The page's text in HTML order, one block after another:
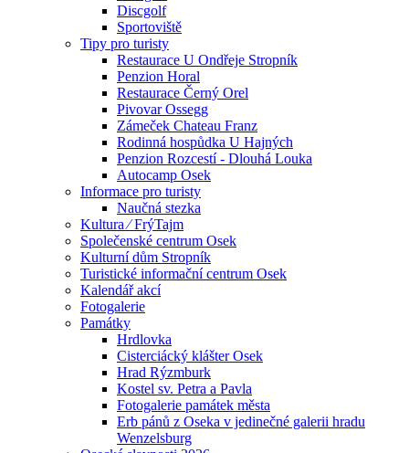
Discgolf
Sportoviště
Tipy pro turisty
Restaurace U Ondřeje Stropník
Penzion Horal
Restaurace Černý Orel
Pivovar Ossegg
Zámeček Chateau Franz
Rodinná hospůdka U Hajných
Penzion Rozcestí - Dlouhá Louka
Autocamp Osek
Informace pro turisty
Naučná stezka
Kultura ⁄ FrýTajm
Společenské centrum Osek
Kulturní dům Stropník
Turistické informační centrum Osek
Kalendář akcí
Fotogalerie
Památky
Hrdlovka
Cisterciácký klášter Osek
Hrad Rýzmburk
Kostel sv. Petra a Pavla
Fotogalerie památek města
Erb pánů z Oseka v jedinečné galerii hradu
Wenzelsburg